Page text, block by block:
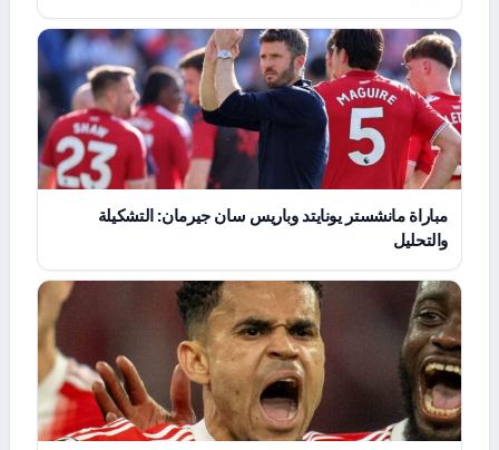
مباراة مانشستر يونايتد وباريس سان جيرمان: التشكيلة
والتحليل